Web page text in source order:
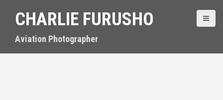
CHARLIE FURUSHO
Aviation Photographer